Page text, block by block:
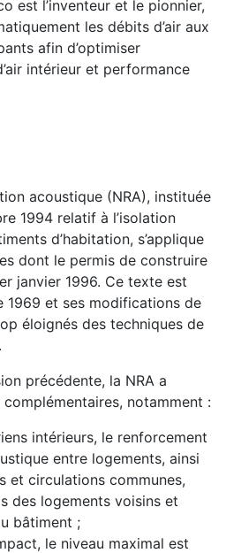
est l’inventeur et le pionnier,
les débits d’air aux
afin d’optimiser
intérieur et performance
acoustique (NRA), instituée
1994 relatif à l’isolation
d’habitation, s’applique
dont le permis de construire
janvier 1996. Ce texte est
1969 et ses modifications de
éloignés des techniques de
précédente, la NRA a
notamment :
intérieurs, le renforcement
entre logements, ainsi
et circulations communes,
des logements voisins et
bâtiment ;
le niveau maximal est